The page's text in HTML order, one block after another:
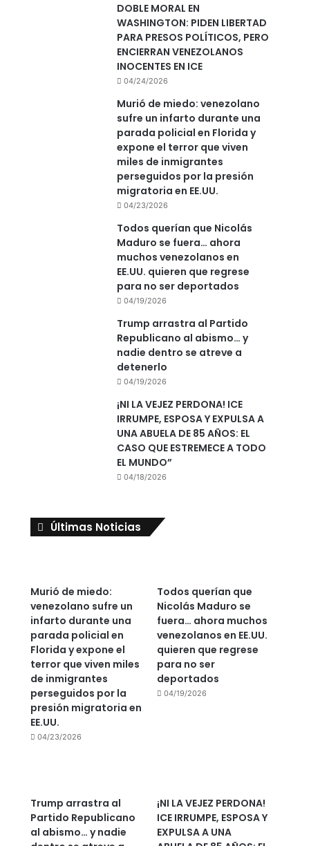
DOBLE MORAL EN
WASHINGTON: PIDEN LIBERTAD
PARA PRESOS POLÍTICOS, PERO
ENCIERRAN VENEZOLANOS
INOCENTES EN ICE
04/24/2026
Murió de miedo: venezolano
sufre un infarto durante una
parada policial en Florida y
expone el terror que viven
miles de inmigrantes
perseguidos por la presión
migratoria en EE.UU.
04/23/2026
Todos querían que Nicolás
Maduro se fuera… ahora
muchos venezolanos en
EE.UU. quieren que regrese
para no ser deportados
04/19/2026
Trump arrastra al Partido
Republicano al abismo… y
nadie dentro se atreve a
detenerlo
04/19/2026
¡NI LA VEJEZ PERDONA! ICE
IRRUMPE, ESPOSA Y EXPULSA A
UNA ABUELA DE 85 AÑOS: EL
CASO QUE ESTREMECE A TODO
EL MUNDO”
04/18/2026
Últimas Noticias
Murió de miedo:
venezolano sufre un
infarto durante una
parada policial en
Florida y expone el
terror que viven miles
de inmigrantes
perseguidos por la
presión migratoria en
EE.UU.
04/23/2026
Todos querían que
Nicolás Maduro se
fuera… ahora muchos
venezolanos en EE.UU.
quieren que regrese
para no ser
deportados
04/19/2026
Trump arrastra al
Partido Republicano
al abismo… y nadie
¡NI LA VEJEZ PERDONA!
ICE IRRUMPE, ESPOSA Y
EXPULSA A UNA